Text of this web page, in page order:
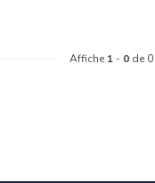
Affiche 1 - 0 de 0